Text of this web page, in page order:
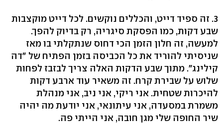
3. זה ספיד דייט, והכללים נוקשים. לכל דייט מוקצבות
שבע דקות, כמו הפסקת סיגריה, רק בדיוק להפך.
למעשה, זה חלון הזמן הכי דחוס שנתקלתי בו מאז
שניסיתי להוריד את כל הכביסה בזמן הפתיח של "דה
קילינג". מתוך שבע הדקות האלה צריך לבזבז לפחות
שלוש על שבירת קרח. זה משאיר עוד ארבע דקות
להיכרות שטחית. אני ריקי, אני ניב, אני מנהלת
משמרת במסעדה, אני עיתונאי, אני יודעת מה יהיה
שיר החופה שלי מגן חובה, אני הייתי פה.